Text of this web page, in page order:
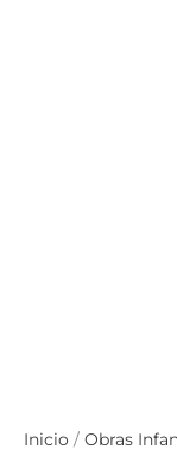
Inicio / Obras